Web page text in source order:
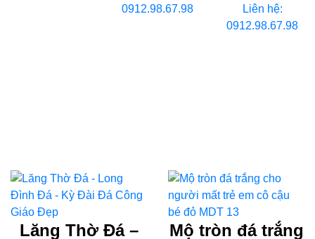
0912.98.67.98
Liên hệ:
0912.98.67.98
Lăng Thờ Đá – Mộ tròn đá trắng